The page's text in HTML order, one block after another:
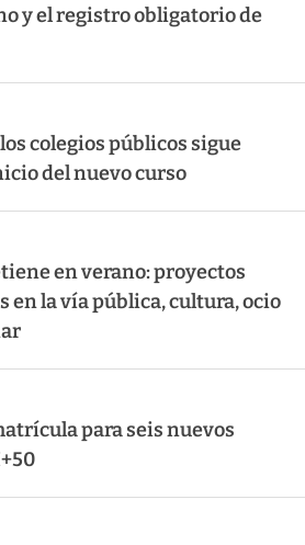
y el registro obligatorio de
colegios públicos sigue
del nuevo curso
en verano: proyectos
en la vía pública, cultura, ocio
para seis nuevos